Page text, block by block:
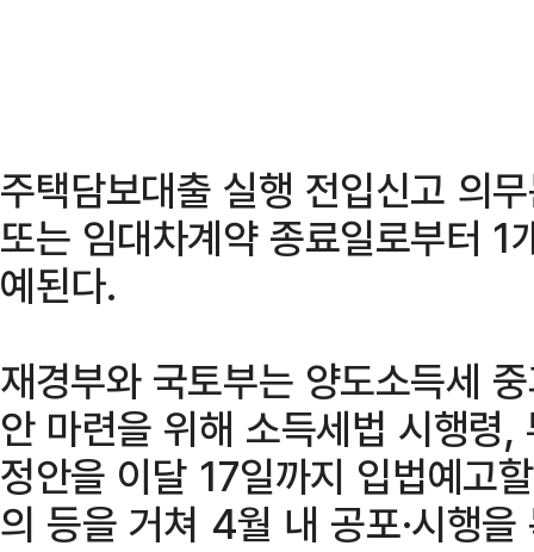
주택담보대출 실행 전입신고 의
또는 임대차계약 종료일로부터
예된다.
재경부와 국토부는 양도소득세
안 마련을 위해 소득세법 시행령
정안을 이달 17일까지 입법예고
의 등을 거쳐 4월 내 공포·시행을